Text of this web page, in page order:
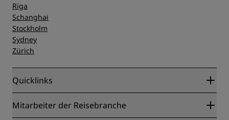
Riga
Schanghai
Stockholm
Sydney
Zürich
Quicklinks
Radisson Rewards
Mitarbeiter der Reisebranche